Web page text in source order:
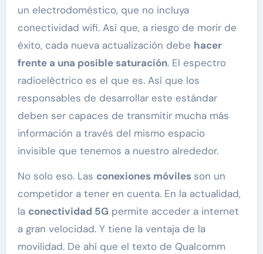
un electrodoméstico, que no incluya
conectividad wifi. Así que, a riesgo de morir de
éxito, cada nueva actualización debe hacer
frente a una posible saturación. El espectro
radioeléctrico es el que es. Así que los
responsables de desarrollar este estándar
deben ser capaces de transmitir mucha más
información a través del mismo espacio
invisible que tenemos a nuestro alrededor.
No solo eso. Las conexiones móviles son un
competidor a tener en cuenta. En la actualidad,
la conectividad 5Gpermite acceder a internet
a gran velocidad. Y tiene la ventaja de la
movilidad. De ahí que el texto de Qualcomm